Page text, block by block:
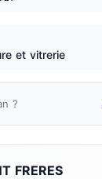
et vitrerie
?
FRERES